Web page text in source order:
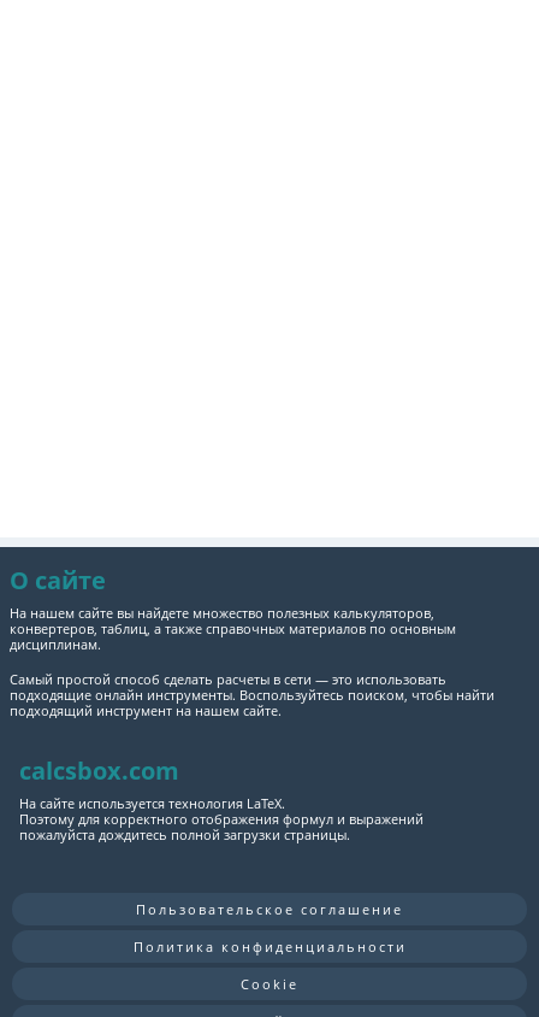
О сайте
На нашем сайте вы найдете множество полезных калькуляторов,
конвертеров, таблиц, а также справочных материалов по основным
дисциплинам.
Самый простой способ сделать расчеты в сети — это использовать
подходящие онлайн инструменты. Воспользуйтесь поиском, чтобы найти
подходящий инструмент на нашем сайте.
calcsbox.com
На сайте используется технология LaTeX.
Поэтому для корректного отображения формул и выражений
пожалуйста дождитесь полной загрузки страницы.
Пользовательское соглашение
Политика конфиденциальности
Cookie